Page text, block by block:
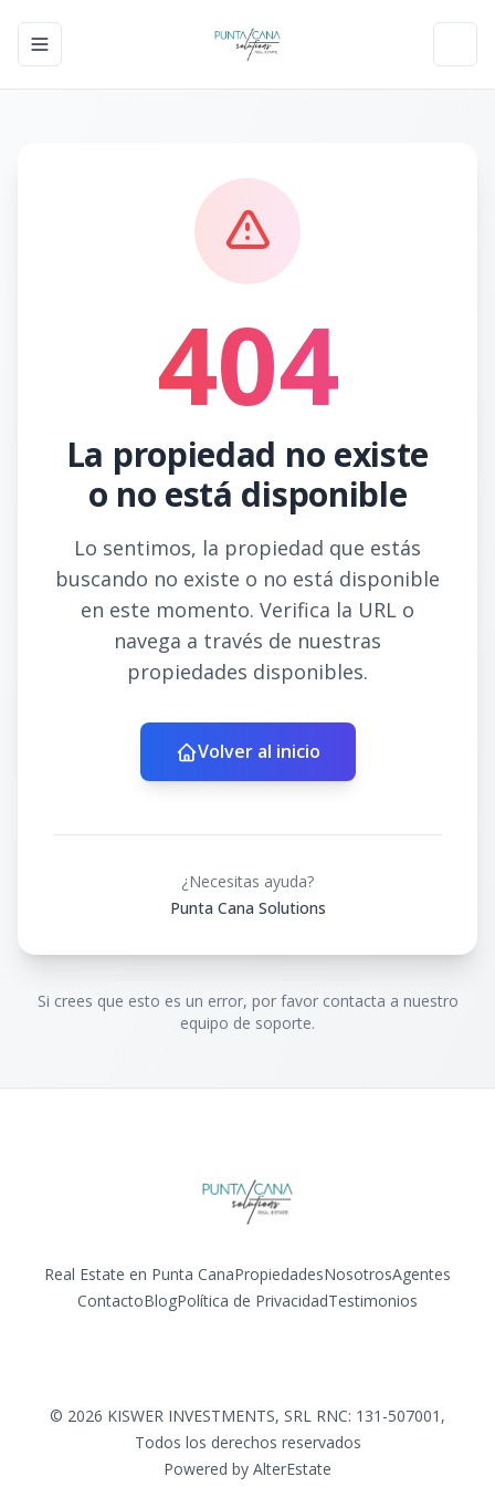
Toggle navigation menu
404
La propiedad no existe
o no está disponible
Lo sentimos, la propiedad que estás
buscando no existe o no está disponible
en este momento. Verifica la URL o
navega a través de nuestras
propiedades disponibles.
Volver al inicio
¿Necesitas ayuda?
Punta Cana Solutions
Si crees que esto es un error, por favor contacta a nuestro
equipo de soporte.
Real Estate en Punta CanaPropiedadesNosotrosAgentes
ContactoBlogPolítica de PrivacidadTestimonios
© 2026 KISWER INVESTMENTS, SRL RNC: 131-507001 ,
Todos los derechos reservados
Powered by AlterEstate